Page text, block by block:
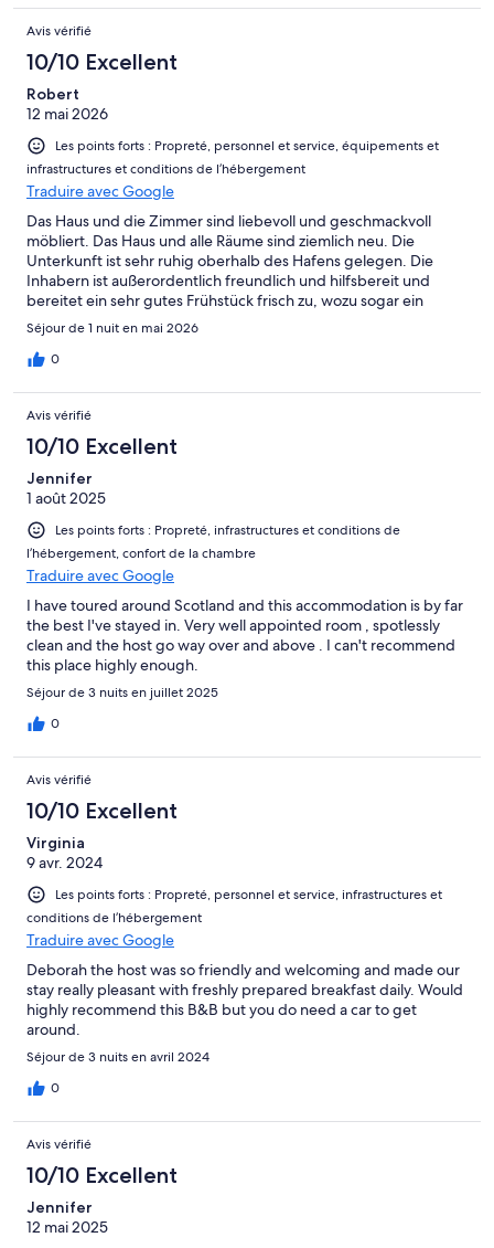
Avis vérifié
10/10 Excellent
Robert
12 mai 2026
Les points forts : Propreté, personnel et service, équipements et
infrastructures et conditions de l’hébergement
Traduire avec Google
Das Haus und die Zimmer sind liebevoll und geschmackvoll
möbliert. Das Haus und alle Räume sind ziemlich neu. Die
Unterkunft ist sehr ruhig oberhalb des Hafens gelegen. Die
Inhabern ist außerordentlich freundlich und hilfsbereit und
bereitet ein sehr gutes Frühstück frisch zu, wozu sogar ein
aufwendig geschnittener frischer Fruchtsalat zählt.. Insgesamt
habe ich es bedauert, wegen meiner Reisepläne nur eine Nacht
dort verbringen zu können und kann die Unterkunft nur zu 100
Séjour de 1 nuit en mai 2026
0
Avis vérifié
10/10 Excellent
Jennifer
1 août 2025
Les points forts : Propreté, infrastructures et conditions de
l’hébergement, confort de la chambre
Traduire avec Google
I have toured around Scotland and this accommodation is by far
the best I've stayed in. Very well appointed room , spotlessly
clean and the host go way over and above . I can't recommend
this place highly enough.
Séjour de 3 nuits en juillet 2025
0
Avis vérifié
10/10 Excellent
Virginia
9 avr. 2024
Les points forts : Propreté, personnel et service, infrastructures et
conditions de l’hébergement
Traduire avec Google
Deborah the host was so friendly and welcoming and made our
stay really pleasant with freshly prepared breakfast daily. Would
highly recommend this B&B but you do need a car to get
around.
Séjour de 3 nuits en avril 2024
0
Avis vérifié
10/10 Excellent
Jennifer
12 mai 2025